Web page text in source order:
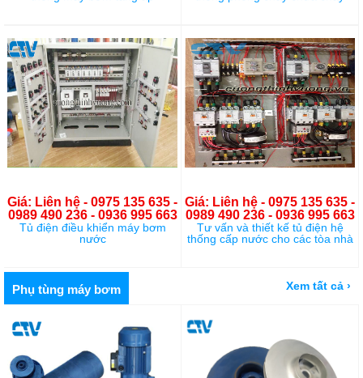
Giá: Liên hệ - 0975 135 635 -
0989 490 236 - 0936 995 663
Tủ điện điều khiển máy bơm
nước
Giá: Liên hệ - 0975 135 635 -
0989 490 236 - 0936 995 663
Tư vấn và thiết kế tủ điện hệ
thống cấp nước cho các tòa nhà
Phụ tùng máy bơm Xem tất cả ›